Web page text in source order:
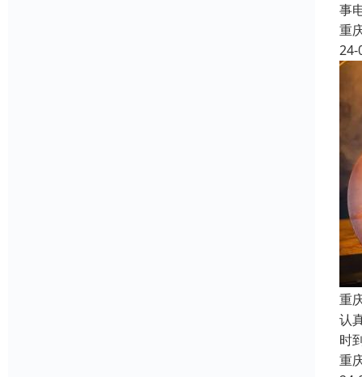
事
重
24-
重
认
时
重